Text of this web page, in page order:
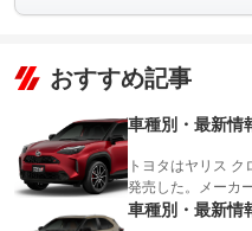
おすすめ記事
車種別・最新情
トヨタはヤリス
発売した。メーカ
車種別・最新情